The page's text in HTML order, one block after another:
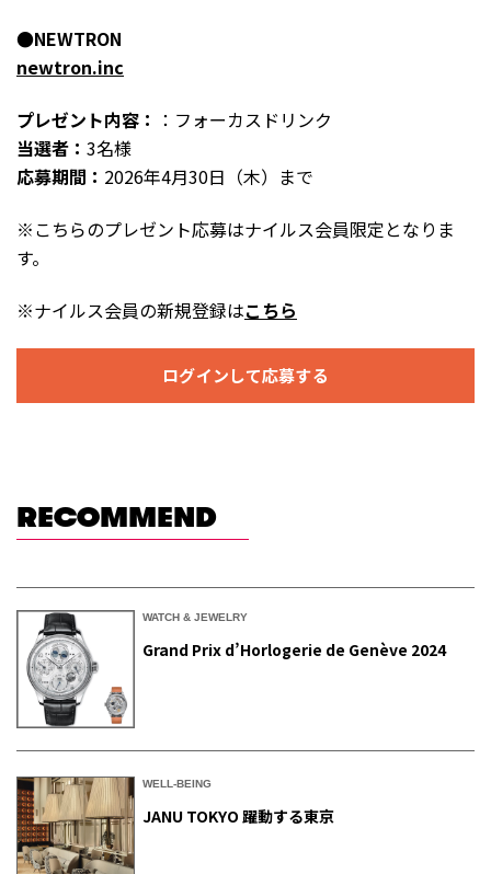
●NEWTRON
newtron.inc
プレゼント内容： ：フォーカスドリンク
当選者： 3名様
応募期間： 2026年4月30日（木）まで
※こちらのプレゼント応募はナイルス会員限定となりま
す。
※ナイルス会員の新規登録はこちら
ログインして応募する
RECOMMEND
WATCH & JEWELRY
Grand Prix d’Horlogerie de Genève 2024
WELL-BEING
JANU TOKYO 躍動する東京